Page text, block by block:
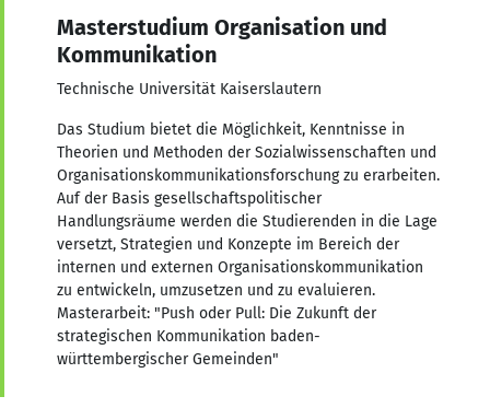
Masterstudium Organisation und
Kommunikation
Technische Universität Kaiserslautern
Das Studium bietet die Möglichkeit, Kenntnisse in
Theorien und Methoden der Sozialwissenschaften und
Organisationskommunikationsforschung zu erarbeiten.
Auf der Basis gesellschaftspolitischer
Handlungsräume werden die Studierenden in die Lage
versetzt, Strategien und Konzepte im Bereich der
internen und externen Organisationskommunikation
zu entwickeln, umzusetzen und zu evaluieren.
Masterarbeit: "Push oder Pull: Die Zukunft der
strategischen Kommunikation baden-
württembergischer Gemeinden"